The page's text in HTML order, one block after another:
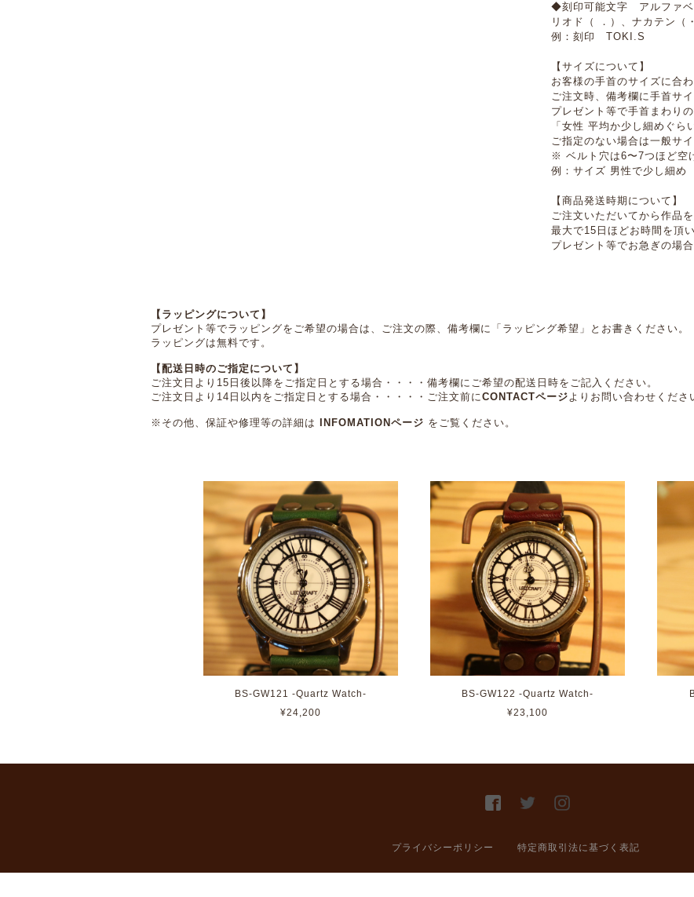
◆刻印可能文字 アルファベ
リオド（ ．）、ナカテン（
例：刻印 TOKI.S
【サイズについて】
お客様の手首のサイズに合
ご注文時、備考欄に手首サ
プレゼント等で手首まわり
「女性 平均か少し細めぐら
ご指定のない場合は一般サ
※ ベルト穴は6〜7つほど空
例：サイズ 男性で少し細め
【商品発送時期について】
ご注文いただいてから作品
最大で15日ほどお時間を頂
プレゼント等でお急ぎの場
【ラッピングについて】
プレゼント等でラッピングをご希望の場合は、ご注文の際、備考欄に「ラッピング希望」とお書きください。
ラッピングは無料です。
【配送日時のご指定について】
ご注文日より15日後以降をご指定日とする場合・・・・備考欄にご希望の配送日時をご記入ください。
ご注文日より14日以内をご指定日とする場合・・・・・ご注文前にCONTACTページよりお問い合わせくださ
※その他、保証や修理等の詳細は INFOMATIONページ をご覧ください。
BS-GW121 -Quartz Watch-
¥24,200
BS-GW122 -Quartz Watch-
¥23,100
プライバシーポリシー 特定商取引法に基づく表記